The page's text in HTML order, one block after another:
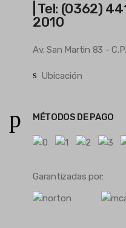
| Tel: (0362)
2010
Av. San Martin 83 -
Ubicación
MÉTODOS DE PAGO
Garantizadas por: